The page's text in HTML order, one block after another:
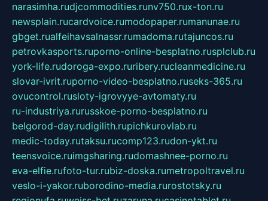
narasimha.rudjcommodities.runv750.rux-ton.ru
newsplain.rucardvoice.rumodopaper.rumanunae.ru
gbget.rualfeihavsalnassr.rumadoma.rutajuncos.ru
petrovkasports.ruporno-online-besplatno.rusplclub.ru
york-life.rudoroga-expo.ruribery.rucleanmedicine.ru
slovar-ivrit.ruporno-video-besplatno.ruseks-365.ru
ovucontrol.rusloty-igrovyye-avtomaty.ru
ru-industriya.rurusskoe-porno-besplatno.ru
belgorod-day.rudigilith.rupichkurovlab.ru
medic-today.rutaksu.rucomp123.rudon-ykt.ru
teensvoice.ruimgsharing.rudomashnee-porno.ru
eva-elfie.rufoto-tur.rubiz-doska.rumetropoltravel.ru
veslo-i-yakor.ruborodino-media.rurostotsky.ru